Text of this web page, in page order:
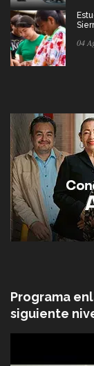
04
Programa
siguiente